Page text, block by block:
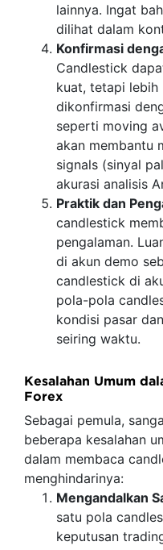
lainnya. Ingat
dilihat dalam
Konfirmasi
Candlestick
kuat, tetapi lebih
dikonfirmasi
seperti moving
akan membantu
signals (sinyal
akurasi analisis
Praktik dan
candlestick
pengalaman.
di akun demo
candlestick di
pola-pola
kondisi pasar
seiring waktu.
Kesalahan Umum
Forex
Sebagai pemula,
beberapa kesalahan
dalam membaca
menghindarinya:
Mengandalkan
satu pola
keputusan